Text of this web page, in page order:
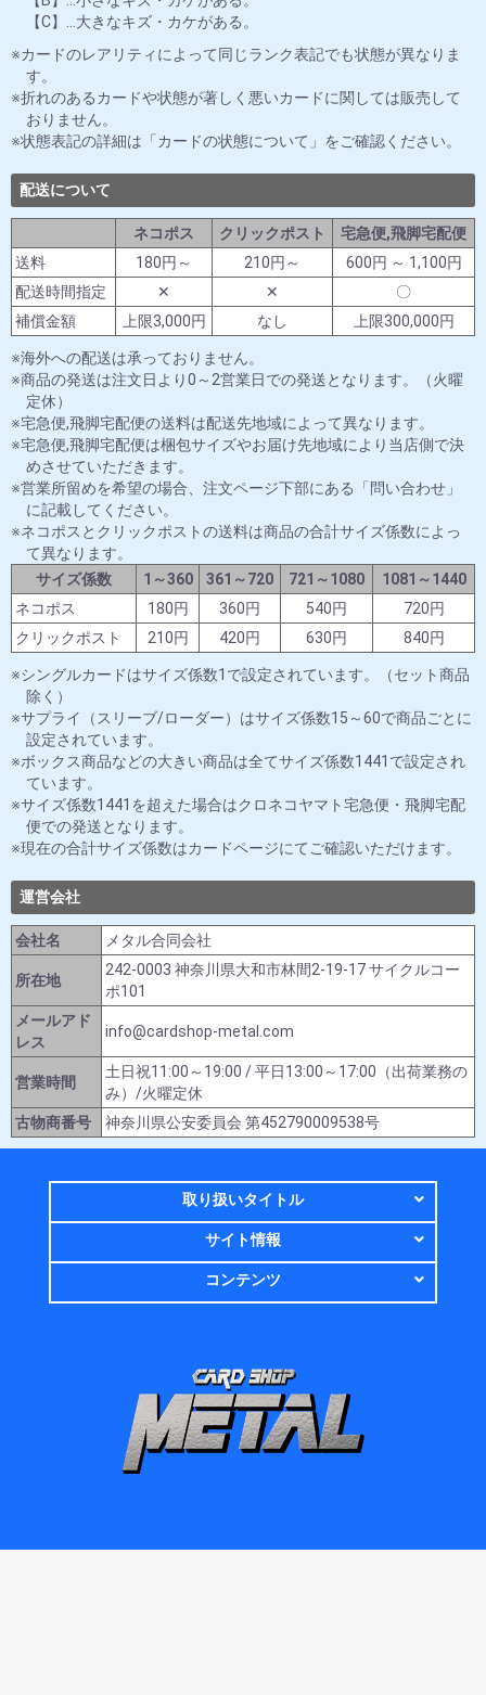
【C】…大きなキズ・カケがある。
カードのレアリティによって同じランク表記でも状態が異なりま
す。
折れのあるカードや状態が著しく悪いカードに関しては販売して
おりません。
状態表記の詳細は「カードの状態について」をご確認ください。
配送について
ネコポス クリックポスト
宅急便,飛脚宅配便
送料
180円～ 210円～
600円 ～ 1,100円
配送時間指定
✕ ✕
〇
補償金額
上限3,000円 なし 上限300,000円
海外への配送は承っておりません。
商品の発送は注文日より0～2営業日での発送となります。（火曜
定休）
宅急便,飛脚宅配便の送料は配送先地域によって異なります。
宅急便,飛脚宅配便は梱包サイズやお届け先地域により当店側で決
めさせていただきます。
営業所留めを希望の場合、注文ページ下部にある「問い合わせ」
に記載してください。
ネコポスとクリックポストの送料は商品の合計サイズ係数によっ
て異なります。
サイズ係数
1～360 361～720 721～1080
1081～1440
ネコポス
180円 360円 540円
720円
クリックポスト
210円 420円 630円 840円
シングルカードはサイズ係数1で設定されています。（セット商品
除く）
サプライ（スリーブ/ローダー）はサイズ係数15～60で商品ごとに
設定されています。
ボックス商品などの大きい商品は全てサイズ係数1441で設定され
ています。
サイズ係数1441を超えた場合はクロネコヤマト宅急便・飛脚宅配
便での発送となります。
現在の合計サイズ係数はカードページにてご確認いただけます。
運営会社
会社名 メタル合同会社
所在地
242-0003 神奈川県大和市林間2-19-17 サイクルコー
ポ101
メールアド
レス
info@cardshop-metal.com
営業時間
土日祝11:00～19:00 / 平日13:00～17:00（出荷業務の
み）/火曜定休
古物商番号
神奈川県公安委員会 第452790009538号
取り扱いタイトル
サイト情報
コンテンツ